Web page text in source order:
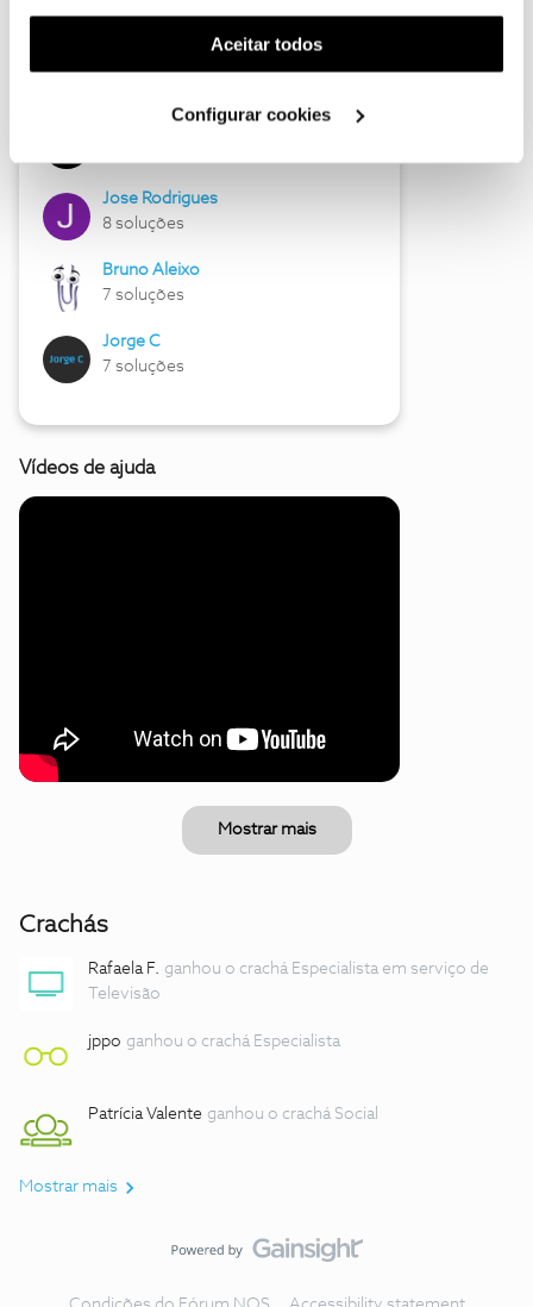
funcionalidade) e adaptar anúncios aos seus interesses
(cookies de publicidade personalizada). Pode gerir a
utilização dos cookies clicando em "Configurar
Aceitar todos
Configurar cookies
Hall of Fame de junho
Jose Rodrigues
8 soluções
Bruno Aleixo
7 soluções
Jorge C
7 soluções
Vídeos de ajuda
Mostrar mais
Crachás
Rafaela F. ganhou o crachá Especialista em serviço de
Televisão
jppo ganhou o crachá Especialista
Patrícia Valente ganhou o crachá Social
Mostrar mais